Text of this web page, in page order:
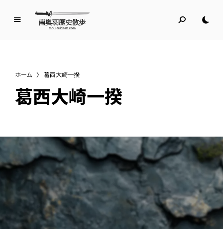
歴
史
散
歩
ホーム 〉 葛西大崎一揆
葛西大崎一揆